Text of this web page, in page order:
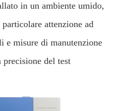
in un ambiente umido,
particolare attenzione ad
e misure di manutenzione
del test